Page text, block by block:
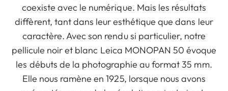
coexiste avec le numérique. Mais les résultats
diffèrent, tant dans leur esthétique que dans leur
caractère. Avec son rendu si particulier, notre
pellicule noir et blanc Leica MONOPAN 50 évoque
les débuts de la photographie au format 35 mm.
Elle nous ramène en 1925, lorsque nous avons